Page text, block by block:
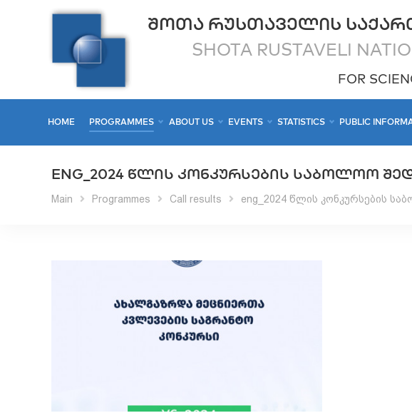
ᲨᲝᲗᲐ ᲠᲣᲡᲗᲐᲕᲔᲚᲘᲡ
SHOTA RUSTAVELI
FOR
HOME PROGRAMMES ABOUT US EVENTS STATISTICS PUBLIC
ENG_2024 ᲬᲚᲘᲡ ᲙᲝᲜᲙᲣᲠᲡᲔᲑᲘᲡ ᲡᲐᲑᲝᲚᲝᲝ
Main Programmes Call results eng_2024 წლის კონკურსების